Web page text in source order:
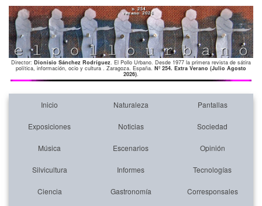
Director: Dionisio Sánchez Rodríguez. El Pollo Urbano. Desde 1977 la primera revista de sátira
política, información, ocio y cultura . Zaragoza. España. Nº 254. Extra Verano (Julio Agosto
2026).
Inicio Naturaleza Pantallas
Exposiciones Noticias Sociedad
Música Escenarios Opinión
Silvicultura Informes Tecnologías
Ciencia Gastronomía Corresponsales